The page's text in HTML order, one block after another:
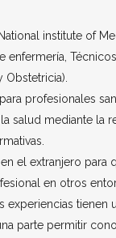
institute of
enfermería,
Obstetricia).
profesionales
salud mediante la
el extranjero para
en otros
experiencias tienen
parte permitir